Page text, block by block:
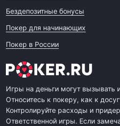
Бездепозитные бонусы
Покер для начинающих
Покер в России
Игры на деньги могут вызывать
Относитесь к покеру, как к
Контролируйте расходы и
Ответственной игры. Если